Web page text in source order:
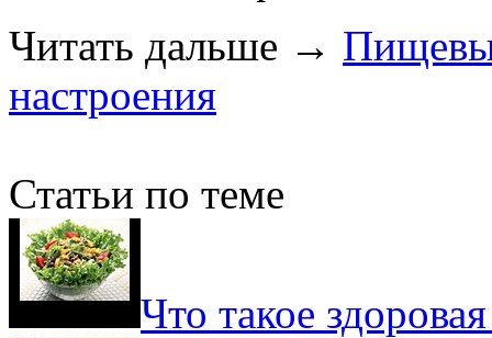
Читать дальше →
настроения
Статьи по теме
Что такое